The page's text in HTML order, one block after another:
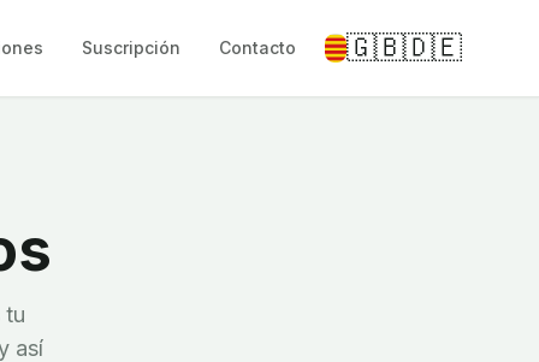
Suscripción Contacto 🇬🇧🇩🇪
tu
así